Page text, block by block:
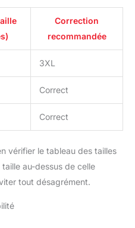
Correction
recommandée
3XL
Correct
Correct
vérifier le tableau des tailles
au-dessus de celle
tout désagrément.